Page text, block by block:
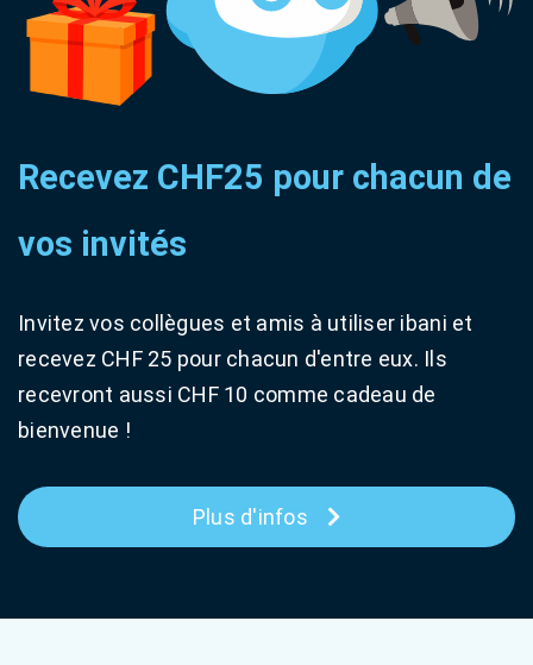
Recevez CHF25 pour chacun de
vos invités
Invitez vos collègues et amis à utiliser ibani et
recevez CHF 25 pour chacun d'entre eux. Ils
recevront aussi CHF 10 comme cadeau de
bienvenue !
Plus d'infos